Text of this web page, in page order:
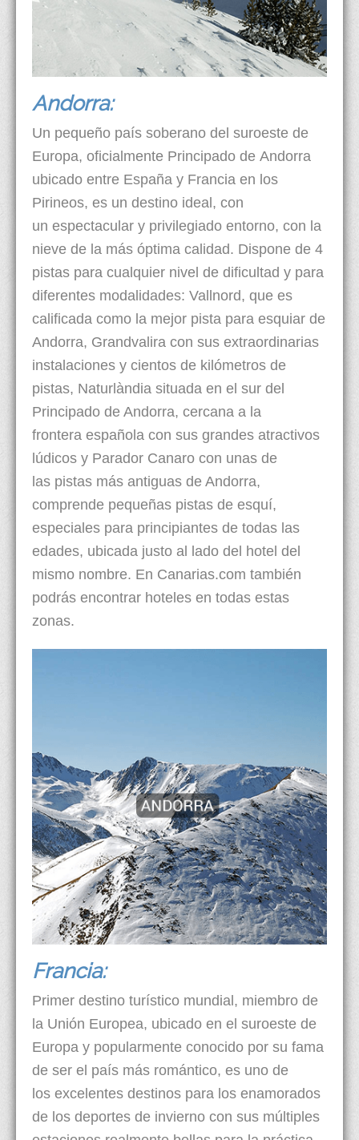
Andorra:
Un pequeño país soberano del suroeste de
Europa, oficialmente Principado de Andorra
ubicado entre España y Francia en los
Pirineos, es un destino ideal, con
un espectacular y privilegiado entorno, con la
nieve de la más óptima calidad. Dispone de 4
pistas para cualquier nivel de dificultad y para
diferentes modalidades: Vallnord, que es
calificada como la mejor pista para esquiar de
Andorra, Grandvalira con sus extraordinarias
instalaciones y cientos de kilómetros de
pistas, Naturlàndia situada en el sur del
Principado de Andorra, cercana a la
frontera española con sus grandes atractivos
lúdicos y Parador Canaro con unas de
las pistas más antiguas de Andorra,
comprende pequeñas pistas de esquí,
especiales para principiantes de todas las
edades, ubicada justo al lado del hotel del
mismo nombre. En Canarias.com también
podrás encontrar hoteles en todas estas
zonas.
Francia:
Primer destino turístico mundial, miembro de
la Unión Europea, ubicado en el suroeste de
Europa y popularmente conocido por su fama
de ser el país más romántico, es uno de
los excelentes destinos para los enamorados
de los deportes de invierno con sus múltiples